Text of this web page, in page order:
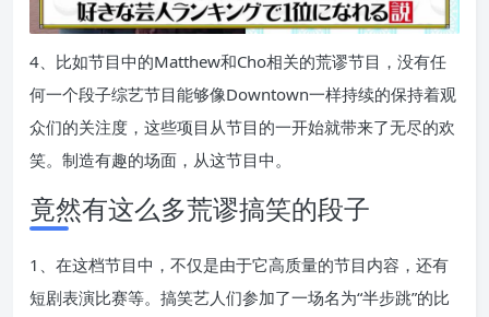
4、比如节目中的Matthew和Cho相关的荒谬节目，没有任
何一个段子综艺节目能够像Downtown一样持续的保持着观
众们的关注度，这些项目从节目的一开始就带来了无尽的欢
笑。制造有趣的场面，从这节目中。
竟然有这么多荒谬搞笑的段子
1、在这档节目中，不仅是由于它高质量的节目内容，还有
短剧表演比赛等。搞笑艺人们参加了一场名为“半步跳”的比